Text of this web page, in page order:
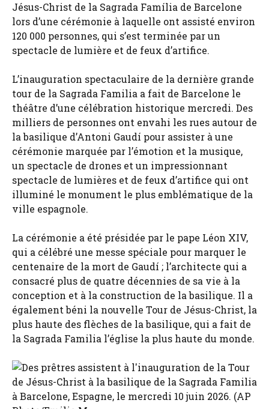
Jésus-Christ de la Sagrada Família de Barcelone
lors d’une cérémonie à laquelle ont assisté environ
120 000 personnes, qui s’est terminée par un
spectacle de lumière et de feux d’artifice.
L’inauguration spectaculaire de la dernière grande
tour de la Sagrada Familia a fait de Barcelone le
théâtre d’une célébration historique mercredi. Des
milliers de personnes ont envahi les rues autour de
la basilique d’Antoni Gaudí pour assister à une
cérémonie marquée par l’émotion et la musique,
un spectacle de drones et un impressionnant
spectacle de lumières et de feux d’artifice qui ont
illuminé le monument le plus emblématique de la
ville espagnole.
La cérémonie a été présidée par le pape Léon XIV,
qui a célébré une messe spéciale pour marquer le
centenaire de la mort de Gaudí ; l’architecte qui a
consacré plus de quatre décennies de sa vie à la
conception et à la construction de la basilique. Il a
également béni la nouvelle Tour de Jésus-Christ, la
plus haute des flèches de la basilique, qui a fait de
la Sagrada Familia l’église la plus haute du monde.